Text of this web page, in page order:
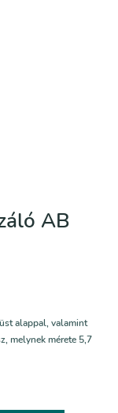
AB
alappal, valamint
melynek mérete 5,7